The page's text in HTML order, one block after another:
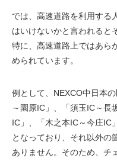
では、高速道路を利用する
はいけないかと言われると
特に、高速道路上ではあら
められています。
例として、NEXCO中日本
～園原IC」、「須玉IC～長
IC」、「木之本IC～今庄IC
となっており、それ以外の
ありません。そのため、チ